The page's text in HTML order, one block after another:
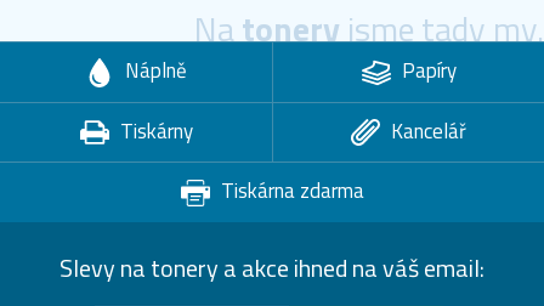
Natoneryjsme tady my.
Náplně
Papíry
Tiskárny
Kancelář
Tiskárna zdarma
Slevy na tonery a akce ihned na váš email: